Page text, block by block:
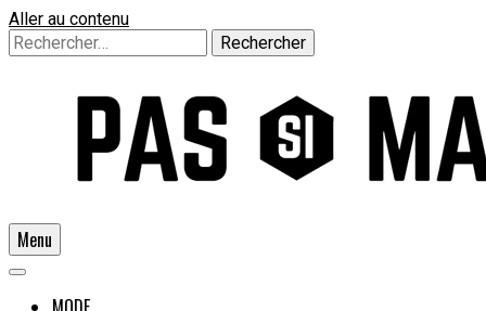
Aller au contenu
Rechercher :
Un guide pour l'homme moderne
Menu